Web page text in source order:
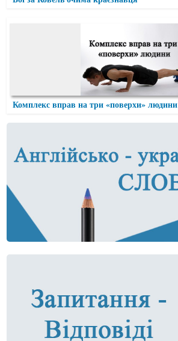
Комплекс вправ на три «поверхи» людини